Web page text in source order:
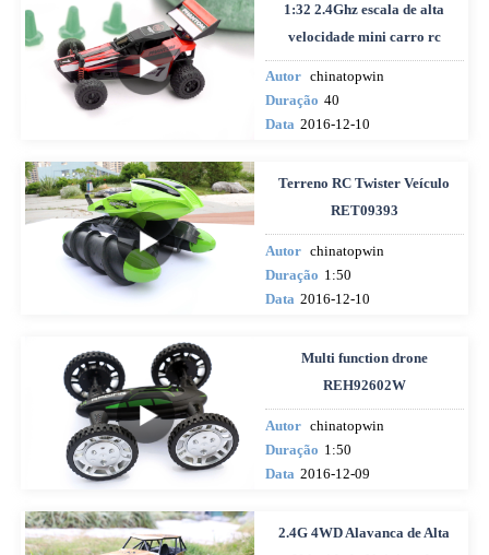
1:32 2.4Ghz escala de alta
velocidade mini carro rc
Autor chinatopwin
Duração 40
Data 2016-12-10
Terreno RC Twister Veículo
RET09393
Autor chinatopwin
Duração 1:50
Data 2016-12-10
Multi function drone
REH92602W
Autor chinatopwin
Duração 1:50
Data 2016-12-09
2.4G 4WD Alavanca de Alta